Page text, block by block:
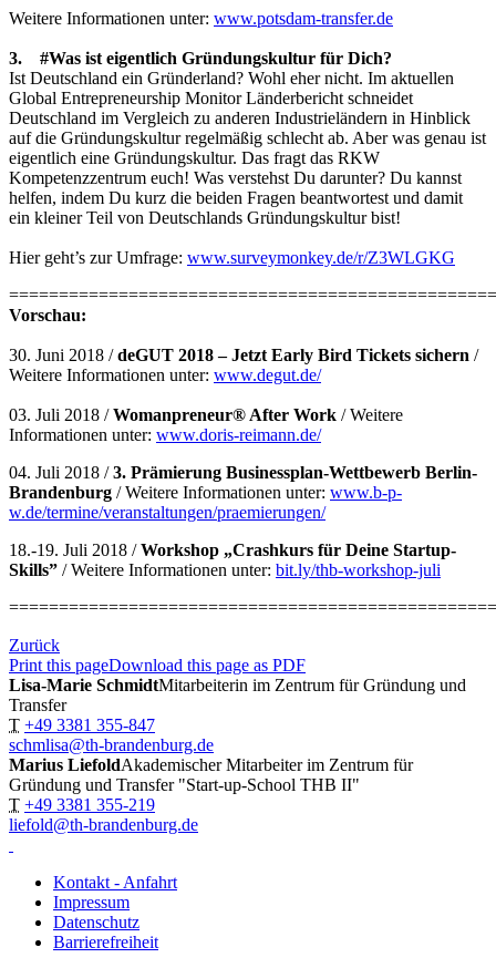
Weitere Informationen unter: www.potsdam-transfer.de
3. #Was ist eigentlich Gründungskultur für Dich?
Ist Deutschland ein Gründerland? Wohl eher nicht. Im aktuellen
Global Entrepreneurship Monitor Länderbericht schneidet
Deutschland im Vergleich zu anderen Industrieländern in Hinblick
auf die Gründungskultur regelmäßig schlecht ab. Aber was genau ist
eigentlich eine Gründungskultur. Das fragt das RKW
Kompetenzzentrum euch! Was verstehst Du darunter? Du kannst
helfen, indem Du kurz die beiden Fragen beantwortest und damit
ein kleiner Teil von Deutschlands Gründungskultur bist!
Hier geht’s zur Umfrage: www.surveymonkey.de/r/Z3WLGKG
Vorschau:
30. Juni 2018 /deGUT 2018 – Jetzt Early Bird Tickets sichern /
Weitere Informationen unter: www.degut.de/
03. Juli 2018 /Womanpreneur® After Work / Weitere
Informationen unter: www.doris-reimann.de/
04. Juli 2018 /3. Prämierung Businessplan-Wettbewerb Berlin-
Brandenburg / Weitere Informationen unter: www.b-p-
w.de/termine/veranstaltungen/praemierungen/
18.-19. Juli 2018 /Workshop „Crashkurs für Deine Startup-
Skills” / Weitere Informationen unter: bit.ly/thb-workshop-juli
Zurück
Print this pageDownload this page as PDF
Lisa-Marie SchmidtMitarbeiterin im Zentrum für Gründung und
Transfer
T +49 3381 355-847
schmlisa@th-brandenburg.de
Marius LiefoldAkademischer Mitarbeiter im Zentrum für
Gründung und Transfer "Start-up-School THB II"
T +49 3381 355-219
liefold@th-brandenburg.de
Kontakt - Anfahrt
Impressum
Datenschutz
Barrierefreiheit